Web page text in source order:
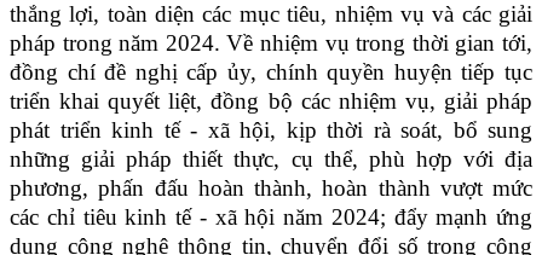
thắng lợi, toàn diện các mục tiêu, nhiệm vụ và các giải
pháp trong năm 2024. Về nhiệm vụ trong thời gian tới,
đồng chí đề nghị cấp ủy, chính quyền huyện tiếp tục
triển khai quyết liệt, đồng bộ các nhiệm vụ, giải pháp
phát triển kinh tế - xã hội, kịp thời rà soát, bổ sung
những giải pháp thiết thực, cụ thể, phù hợp với địa
phương, phấn đấu hoàn thành, hoàn thành vượt mức
các chỉ tiêu kinh tế - xã hội năm 2024; đẩy mạnh ứng
dụng công nghệ thông tin, chuyển đổi số trong công